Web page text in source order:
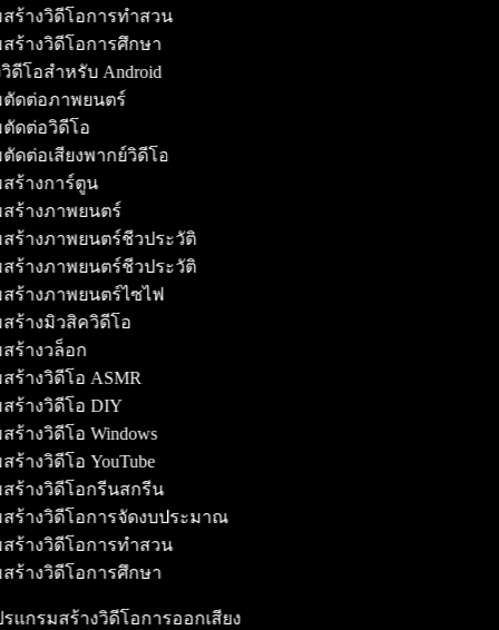
สร้างวิดีโอการทำสวน
สร้างวิดีโอการศึกษา
วิดีโอสำหรับ Android
ตัดต่อภาพยนตร์
ตัดต่อวิดีโอ
ตัดต่อเสียงพากย์วิดีโอ
สร้างการ์ตูน
สร้างภาพยนตร์
สร้างภาพยนตร์ชีวประวัติ
สร้างภาพยนตร์ชีวประวัติ
สร้างภาพยนตร์ไซไฟ
สร้างมิวสิควิดีโอ
สร้างวล็อก
สร้างวิดีโอ ASMR
สร้างวิดีโอ DIY
สร้างวิดีโอ Windows
ร้างวิดีโอ YouTube
สร้างวิดีโอกรีนสกรีน
สร้างวิดีโอการจัดงบประมาณ
สร้างวิดีโอการทำสวน
สร้างวิดีโอการศึกษา
แกรมสร้างวิดีโอการออกเสียง